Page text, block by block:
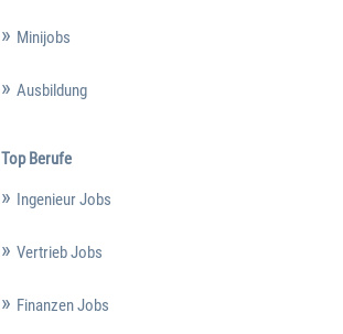
Minijobs
Ausbildung
Top Berufe
Ingenieur Jobs
Vertrieb Jobs
Finanzen Jobs